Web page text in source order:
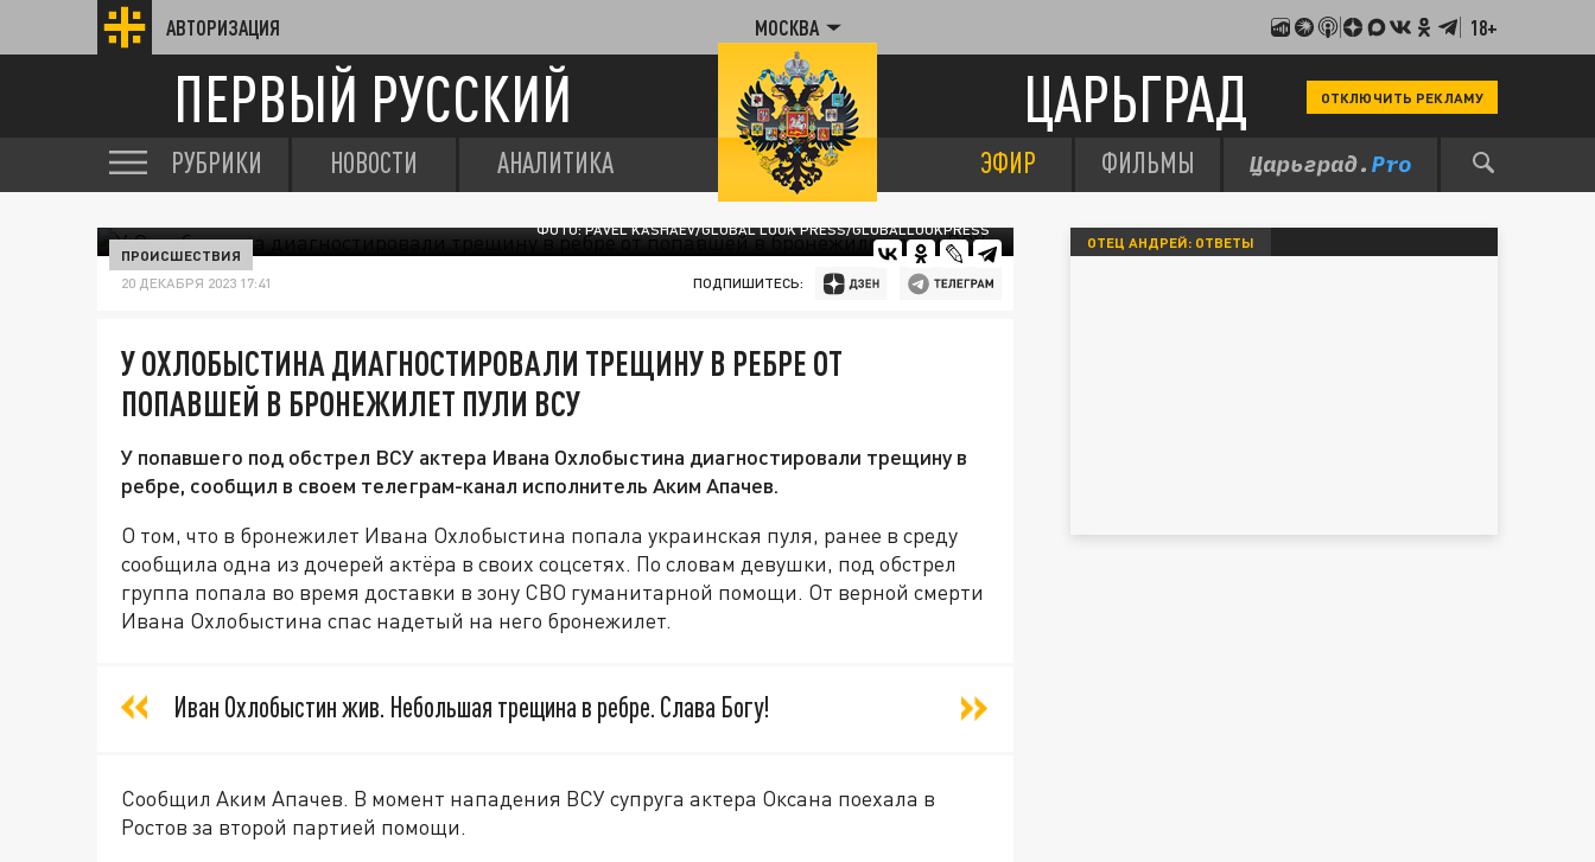
АВТОРИЗАЦИЯ МОСКВА 18+
ПЕРВЫЙ РУССКИЙ ЦАРЬГРАД ОТКЛЮЧИТЬ РЕКЛАМУ
РУБРИКИ НОВОСТИ АНАЛИТИКА ЭФИР ФИЛЬМЫ
ФОТО: PAVEL KASHAEV/GLOBAL LOOK PRESS/GLOBALLOOKPRESS
ПРОИСШЕСТВИЯ
20 ДЕКАБРЯ 2023 17:41 ПОДПИШИТЕСЬ:
У ОХЛОБЫСТИНА ДИАГНОСТИРОВАЛИ ТРЕЩИНУ В РЕБРЕ ОТ
ПОПАВШЕЙ В БРОНЕЖИЛЕТ ПУЛИ ВСУ
У попавшего под обстрел ВСУ актера Ивана Охлобыстина диагностировали трещину в
ребре, сообщил в своем телеграм-канал исполнитель Аким Апачев.
О том, что в бронежилет Ивана Охлобыстина попала украинская пуля, ранее в среду
сообщила одна из дочерей актёра в своих соцсетях. По словам девушки, под обстрел
группа попала во время доставки в зону СВО гуманитарной помощи. От верной смерти
Ивана Охлобыстина спас надетый на него бронежилет.
Иван Охлобыстин жив. Небольшая трещина в ребре. Слава Богу!
Сообщил Аким Апачев. В момент нападения ВСУ супруга актера Оксана поехала в
Ростов за второй партией помощи.
ОТЕЦ АНДРЕЙ: ОТВЕТЫ